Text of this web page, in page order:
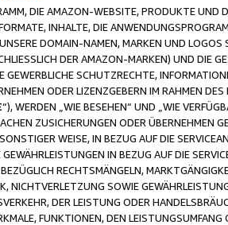
DIE AMAZON-WEBSITE, PRODUKTE UND
INHALTE, DIE
DOMAIN-NAMEN, MARKEN UND
DER AMAZON-MARKEN) UND DIE
GEWERBLICHE SCHUTZRECHTE,
ODER LIZENZGEBERN IM RAHMEN
“), WERDEN „WIE BESEHEN“ UND „WIE
ZUSICHERUNGEN ODER ÜBERNEHMEN
WEISE, IN BEZUG AUF DIE
GEWÄHRLEISTUNGEN IN BEZUG AUF DIE
RECHTSMÄNGELN,
NICHTVERLETZUNG SOWIE
DER LEISTUNG ODER
FUNKTIONEN, DEN